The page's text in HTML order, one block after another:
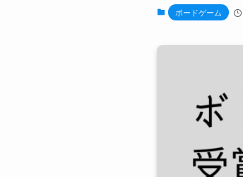
ボードゲーム